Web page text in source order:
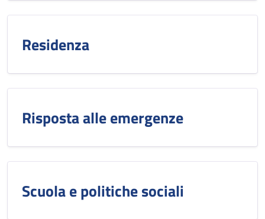
Residenza
Risposta alle emergenze
Scuola e politiche sociali